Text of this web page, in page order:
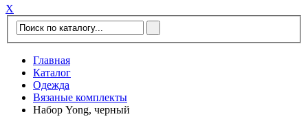
Х
Главная
Каталог
Одежда
Вязаные комплекты
Набор Yong, черный